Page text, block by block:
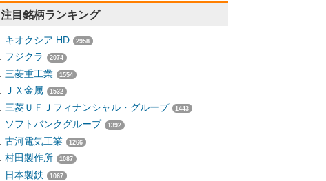
注目銘柄ランキング
キオクシア HD 2958
フジクラ 2074
三菱重工業 1554
ＪＸ金属 1532
三菱ＵＦＪフィナンシャル・グループ 1443
ソフトバンクグループ 1392
古河電気工業 1266
村田製作所 1087
日本製鉄 1067